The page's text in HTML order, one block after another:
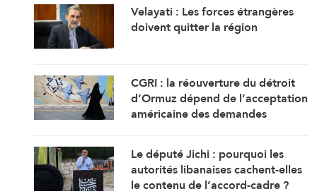
Velayati : Les forces étrangères
doivent quitter la région
CGRI : la réouverture du détroit
d’Ormuz dépend de l’acceptation
américaine des demandes
Le député Jichi : pourquoi les
autorités libanaises cachent-elles
le contenu de l’accord-cadre ?